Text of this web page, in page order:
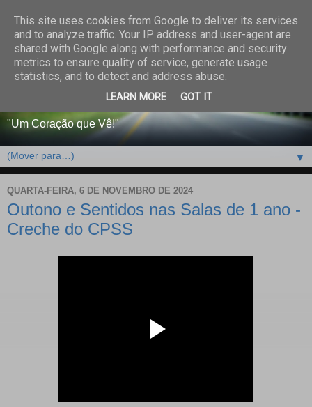
CENTRO PAROQUIAL E
SOCIAL DO SALVADOR
DE BEJA
"Um Coração que Vê!"
▼
QUARTA-FEIRA, 6 DE NOVEMBRO DE 2024
Outono e Sentidos nas Salas de 1 ano -
Creche do CPSS
This site uses cookies from Google to deliver its services
and to analyze traffic. Your IP address and user-agent are
shared with Google along with performance and security
metrics to ensure quality of service, generate usage
statistics, and to detect and address abuse.
LEARN MORE GOT IT